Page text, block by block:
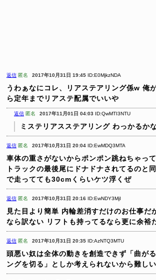
返信 匿名 2017年10月31日 19:45 ID:E0MjkzNDA
うわぁなにコレ、リアステアリング係w 俺
ら定年までリアステ配属でいいや
返信 匿名 2017年11月01日 04:03 ID:QwMTI3NTU
ミステリアスステアリング わっかるか
返信 匿名 2017年10月31日 20:04 ID:EwMDQ3MTA
車体の重さがないからポンポン跳ねちゃっ
トラックの最後尾にドナドナされてるのと
で走ってても30cmくらいケツ浮くぜ
返信 匿名 2017年10月31日 20:16 ID:EwNDY3MjI
見た目より簡単 内輪差消すだけのお仕事だ
なら訳ない リフトも持ってるなら更に余裕
返信 匿名 2017年10月31日 20:35 ID:AzNTQ3MTU
頭悪い奴は全体の動きを創造できず「曲が
ングを切る」としか考えられないから難しい